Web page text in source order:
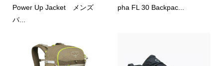
Power Up Jacket メンズ
パ...
pha FL 30 Backpac...